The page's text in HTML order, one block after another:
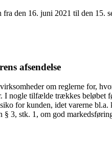
den 16. juni 2021 til den 15.
afsendelse
om reglerne for,
nogle tilfælde trækkes beløbet
for kunden, idet varerne
§ 3, stk. 1, om god